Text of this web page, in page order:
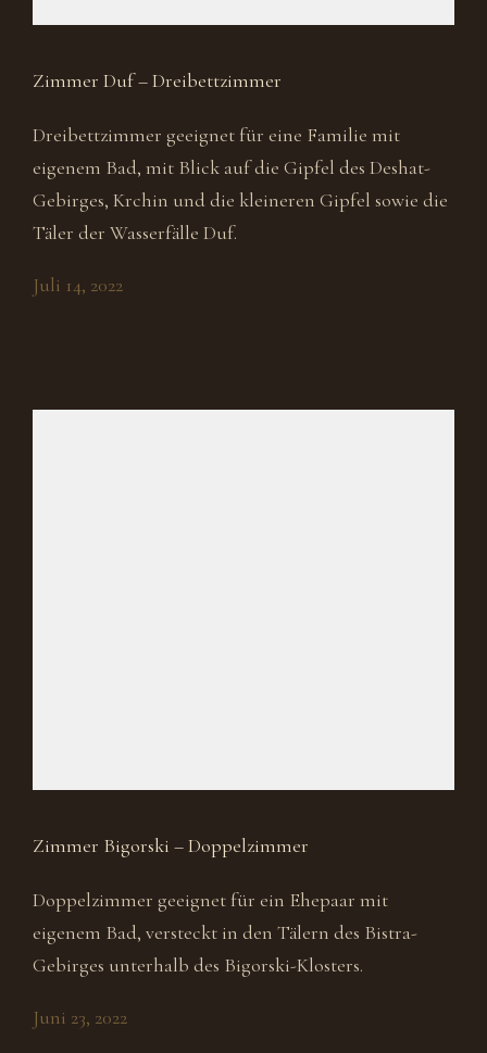
Zimmer Duf – Dreibettzimmer
Dreibettzimmer geeignet für eine Familie mit
eigenem Bad, mit Blick auf die Gipfel des Deshat-
Gebirges, Krchin und die kleineren Gipfel sowie die
Täler der Wasserfälle Duf.
Juli 14, 2022
Zimmer Bigorski – Doppelzimmer
Doppelzimmer geeignet für ein Ehepaar mit
eigenem Bad, versteckt in den Tälern des Bistra-
Gebirges unterhalb des Bigorski-Klosters.
Juni 23, 2022